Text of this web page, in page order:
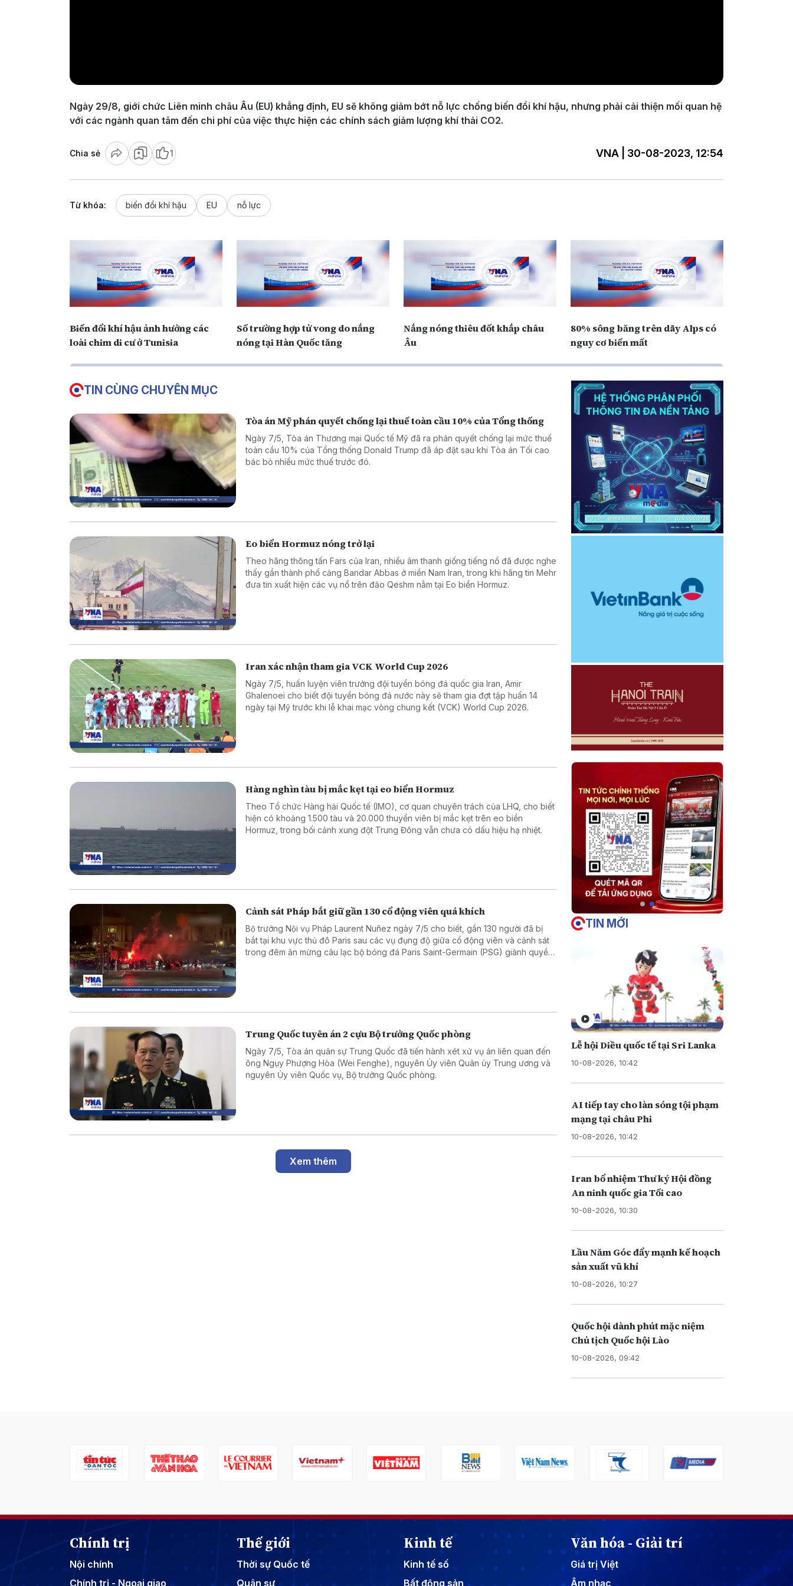
Ngày 29/8, giới chức Liên minh châu Âu (EU) khẳng định, EU sẽ không giảm bớt nỗ lực chống biến đổi khí hậu, nhưng phải cải thiện mối quan hệ
với các ngành quan tâm đến chi phí của việc thực hiện các chính sách giảm lượng khí thải CO2.
Chia sẻ 1 VNA | 30-08-2023, 12:54
Từ khóa: biến đổi khí hậu EU nỗ lực
Biến đổi khí hậu ảnh hưởng các
loài chim di cư ở Tunisia
Số trường hợp tử vong do nắng
nóng tại Hàn Quốc tăng
Nắng nóng thiêu đốt khắp châu
Âu
80% sông băng trên dãy Alps có
nguy cơ biến mất
TIN CÙNG CHUYÊN MỤC
Tòa án Mỹ phán quyết chống lại thuế toàn cầu 10% của Tổng thống
Ngày 7/5, Tòa án Thương mại Quốc tế Mỹ đã ra phán quyết chống lại mức thuế
toàn cầu 10% của Tổng thống Donald Trump đã áp đặt sau khi Tòa án Tối cao
bác bỏ nhiều mức thuế trước đó.
Eo biển Hormuz nóng trở lại
Theo hãng thông tấn Fars của Iran, nhiều âm thanh giống tiếng nổ đã được nghe
thấy gần thành phố cảng Bandar Abbas ở miền Nam Iran, trong khi hãng tin Mehr
đưa tin xuất hiện các vụ nổ trên đảo Qeshm nằm tại Eo biển Hormuz.
Iran xác nhận tham gia VCK World Cup 2026
Ngày 7/5, huấn luyện viên trưởng đội tuyển bóng đá quốc gia Iran, Amir
Ghalenoei cho biết đội tuyển bóng đá nước này sẽ tham gia đợt tập huấn 14
ngày tại Mỹ trước khi lễ khai mạc vòng chung kết (VCK) World Cup 2026.
Hàng nghìn tàu bị mắc kẹt tại eo biển Hormuz
Theo Tổ chức Hàng hải Quốc tế (IMO), cơ quan chuyên trách của LHQ, cho biết
hiện có khoảng 1.500 tàu và 20.000 thuyền viên bị mắc kẹt trên eo biển
Hormuz, trong bối cảnh xung đột Trung Đông vẫn chưa có dấu hiệu hạ nhiệt.
Cảnh sát Pháp bắt giữ gần 130 cổ động viên quá khích
Bộ trưởng Nội vụ Pháp Laurent Nuñez ngày 7/5 cho biết, gần 130 người đã bị
bắt tại khu vực thủ đô Paris sau các vụ đụng độ giữa cổ động viên và cảnh sát
trong đêm ăn mừng câu lạc bộ bóng đá Paris Saint-Germain (PSG) giành quyền
Trung Quốc tuyên án 2 cựu Bộ trưởng Quốc phòng
Ngày 7/5, Tòa án quân sự Trung Quốc đã tiến hành xét xử vụ án liên quan đến
ông Ngụy Phượng Hòa (Wei Fenghe), nguyên Ủy viên Quân ủy Trung ương và
nguyên Ủy viên Quốc vụ, Bộ trưởng Quốc phòng.
Xem thêm
TIN MỚI
Lễ hội Diều quốc tế tại Sri Lanka
10-08-2026, 10:42
AI tiếp tay cho làn sóng tội phạm
mạng tại châu Phi
10-08-2026, 10:42
Iran bổ nhiệm Thư ký Hội đồng
An ninh quốc gia Tối cao
10-08-2026, 10:30
Lầu Năm Góc đẩy mạnh kế hoạch
sản xuất vũ khí
10-08-2026, 10:27
Quốc hội dành phút mặc niệm
Chủ tịch Quốc hội Lào
10-08-2026, 09:42
Chính trị
Nội chính
Chính trị - Ngoại giao
Thế giới
Thời sự Quốc tế
Quân sự
Kinh tế
Kinh tế số
Bất động sản
Văn hóa - Giải trí
Giá trị Việt
Âm nhạc